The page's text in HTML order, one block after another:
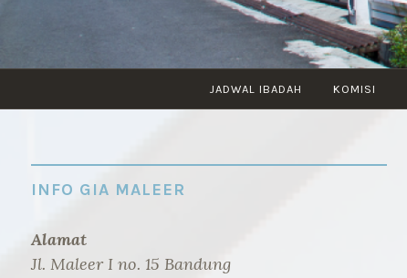
JADWAL IBADAH KOMISI
INFO GIA MALEER
Alamat
Jl. Maleer I no. 15 Bandung